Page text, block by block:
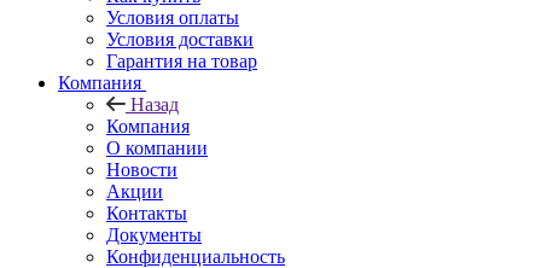
Условия оплаты
Условия доставки
Гарантия на товар
Компания
Назад
Компания
О компании
Новости
Акции
Контакты
Документы
Конфиденциальность